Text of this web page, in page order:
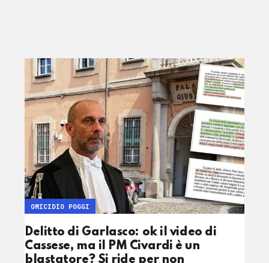
Delitto di Garlasco: ok il video di
Cassese, ma il PM Civardi è un
blastatore? Si ride per non
OMICIDIO POGGI